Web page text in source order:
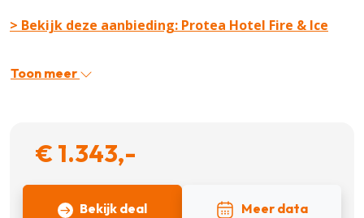
> Bekijk deze aanbieding: Protea Hotel Fire & Ice
Toon meer
€ 1.343,-
Bekijk deal Meer data